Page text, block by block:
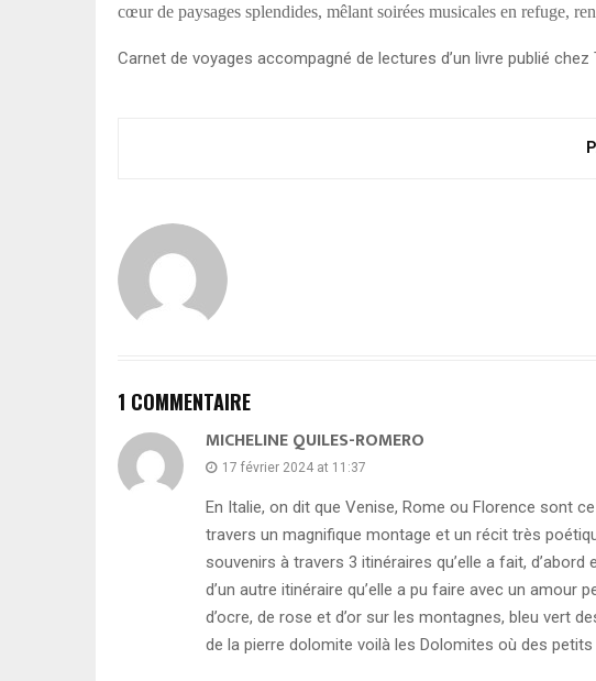
cœur de paysages splendides, mêlant soirées musicales en refuge,
Carnet de voyages accompagné de lectures d’un livre publié chez
1 COMMENTAIRE
MICHELINE QUILES-ROMERO
17 février 2024 at 11:37
En Italie, on dit que Venise, Rome ou Florence sont
travers un magnifique montage et un récit très
souvenirs à travers 3 itinéraires qu’elle a fait,
d’un autre itinéraire qu’elle a pu faire avec un amour
d’ocre, de rose et d’or sur les montagnes, bleu vert
de la pierre dolomite voilà les Dolomites où des